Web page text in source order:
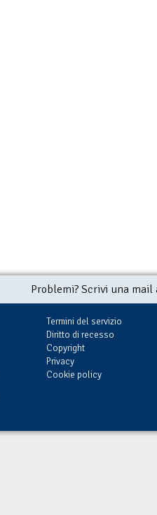
Problemi? Scrivi una
Termini del servizio
Diritto di recesso
Copyright
Privacy
Cookie policy